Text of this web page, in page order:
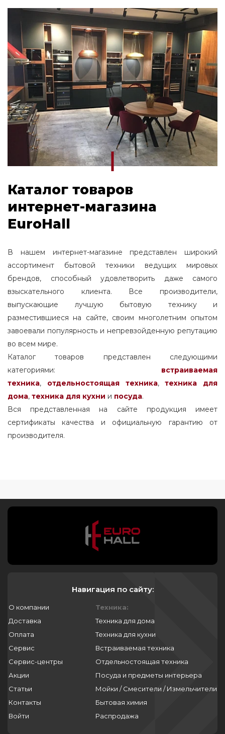
Каталог товаров
интернет-магазина
EuroHall
В нашем интернет-магазине представлен широкий
ассортимент бытовой техники ведущих мировых
брендов, способный удовлетворить даже самого
взыскательного клиента. Все производители,
выпускающие лучшую бытовую технику и
разместившиеся на сайте, своим многолетним опытом
завоевали популярность и непревзойденную репутацию
во всем мире.
Каталог товаров представлен следующими
категориями: встраиваемая
техника, отдельностоящаятехника,
техника для
дома, техника для кухни и посуда.
Вся представленная на сайте продукция имеет
сертификаты качества и официальную гарантию от
производителя.
Навигация по сайту:
О компании
Доставка
Оплата
Сервис
Сервис-центры
Акции
Статьи
Контакты
Войти
Техника:
Техника для дома
Техника для кухни
Встраиваемая техника
Отдельностоящая техника
Посуда и предметы интерьера
Мойки / Смесители / Измельчители
Бытовая химия
Распродажа